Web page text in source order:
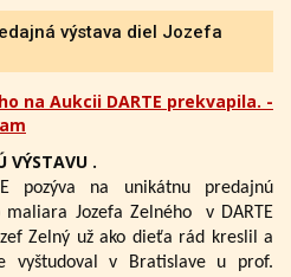
výstava diel Jozefa
na Aukcii DARTE prekvapila. -
VÝSTAVU .
pozýva na unikátnu predajnú
maliara Jozefa Zelného
v DARTE
Zelný už ako dieťa rád kreslil a
vyštudoval v Bratislave u prof.